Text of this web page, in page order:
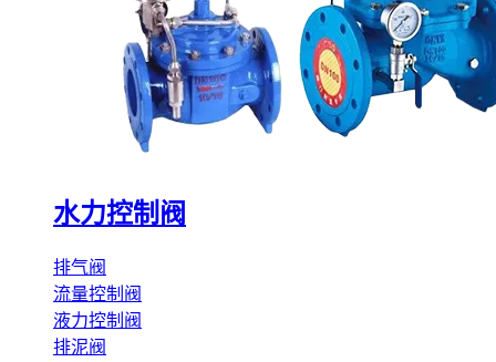
水力控制阀
排气阀
流量控制阀
液力控制阀
排泥阀